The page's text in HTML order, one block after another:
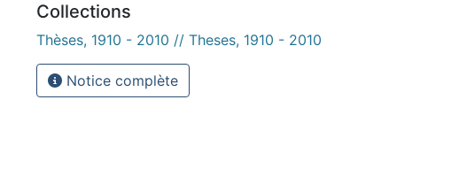
Collections
Thèses, 1910 - 2010 // Theses, 1910 - 2010
Notice complète